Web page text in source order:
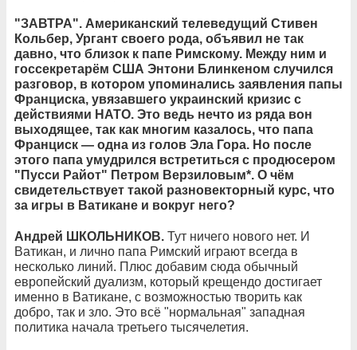
"ЗАВТРА". Американский телеведущий Стивен
Кольбер, Ургант своего рода, объявил не так
давно, что близок к папе Римскому. Между ним и
госсекретарём США Энтони Блинкеном случился
разговор, в котором упоминались заявления папы
Франциска, увязавшего украинский кризис с
действиями НАТО. Это ведь нечто из ряда вон
выходящее, так как многим казалось, что папа
Франциск — одна из голов Эла Гора. Но после
этого папа умудрился встретиться с продюсером
"Пусси Райот" Петром Верзиловым*. О чём
свидетельствует такой разновекторный курс, что
за игры в Ватикане и вокруг него?
Андрей ШКОЛЬНИКОВ. Тут ничего нового нет. И
Ватикан, и лично папа Римский играют всегда в
несколько линий. Плюс добавим сюда обычный
европейский дуализм, который крещендо достигает
именно в Ватикане, с возможностью творить как
добро, так и зло. Это всё "нормальная" западная
политика начала третьего тысячелетия.